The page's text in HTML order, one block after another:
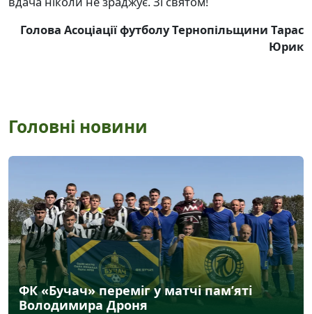
Голова Асоціації футболу Тернопільщини Тарас
Юрик
Головні новини
ФК «Бучач» переміг у матчі пам’яті
Володимира Дроня